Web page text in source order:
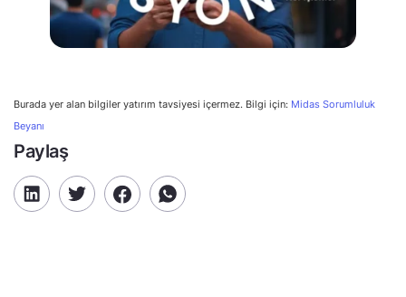
Burada yer alan bilgiler yatırım tavsiyesi içermez. Bilgi için: Midas Sorumluluk
Beyanı
Paylaş